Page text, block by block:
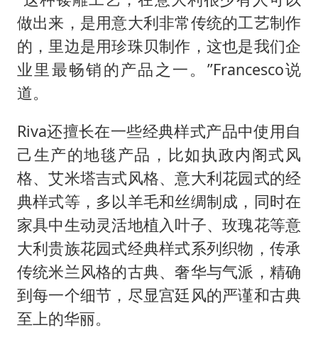
做出来，是用意大利非常传统的工艺制作
的，里边是用珍珠贝制作，这也是我们企
业里最畅销的产品之一。”Francesco说
道。
Riva还擅长在一些经典样式产品中使用自
己生产的地毯产品，比如执政内阁式风
格、艾米塔吉式风格、意大利花园式的经
典样式等，多以羊毛和丝绸制成，同时在
家具中生动灵活地植入叶子、玫瑰花等意
大利贵族花园式经典样式系列织物，传承
传统米兰风格的古典、奢华与气派，精确
到每一个细节，尽显宫廷风的严谨和古典
至上的华丽。